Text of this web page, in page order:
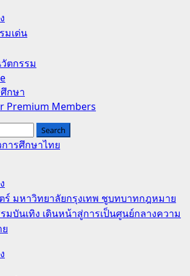
มเด่น
ตกรรม
กษา
Premium Members
การศึกษาไทย
มหาวิทยาลัยกรุงเทพ ชูบทบาทกฎหมาย
มบันเทิง เดินหน้าสู่การเป็นศูนย์กลางความ